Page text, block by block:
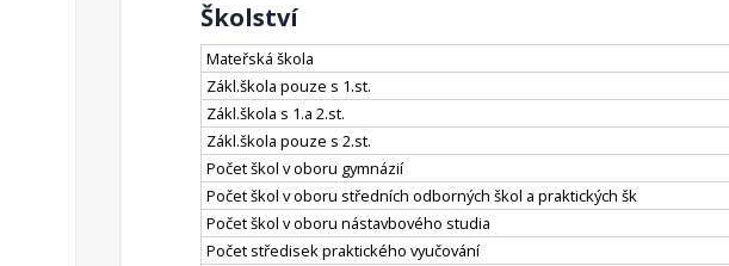
Školství
Mateřská škola
Zákl.škola pouze s 1.st.
Zákl.škola s 1.a 2.st.
Zákl.škola pouze s 2.st.
Počet škol v oboru gymnázií
Počet škol v oboru středních odborných škol a praktických šk
Počet škol v oboru nástavbového studia
Počet středisek praktického vyučování